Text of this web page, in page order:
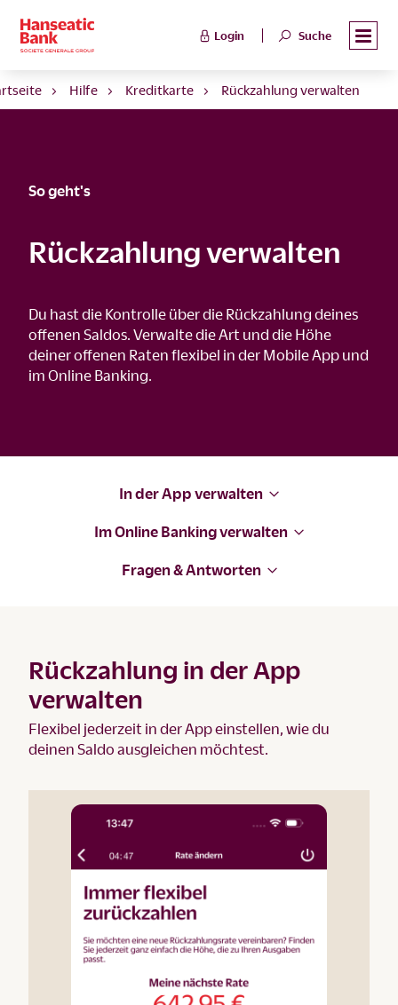
Login Suche
Hilfe Kreditkarte Rückzahlung verwalten
So geht's
Rückzahlung verwalten
Du hast die Kontrolle über die Rückzahlung deines
offenen Saldos. Verwalte die Art und die Höhe
deiner offenen Raten flexibel in der Mobile App und
im Online Banking.
In der App verwalten
Im Online Banking verwalten
Fragen & Antworten
Rückzahlung in der App
verwalten
Flexibel jederzeit in der App einstellen, wie du
deinen Saldo ausgleichen möchtest.